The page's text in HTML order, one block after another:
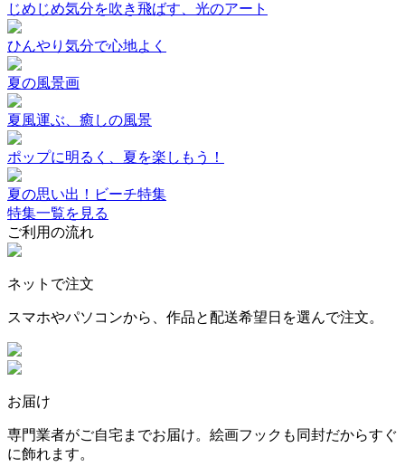
じめじめ気分を吹き飛ばす、光のアート
ひんやり気分で心地よく
夏の風景画
夏風運ぶ、癒しの風景
ポップに明るく、夏を楽しもう！
夏の思い出！ビーチ特集
特集一覧を見る
ご利用の流れ
ネットで注文
スマホやパソコンから、作品と配送希望日を選んで注文。
お届け
専門業者がご自宅までお届け。絵画フックも同封だからすぐ
に飾れます。